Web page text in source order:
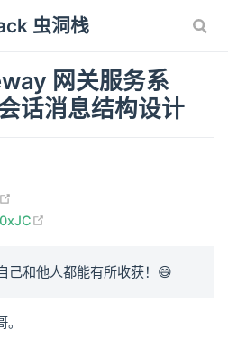
虫洞栈
网关服务系
话消息结构设计
己和他人都能有所收获！😄